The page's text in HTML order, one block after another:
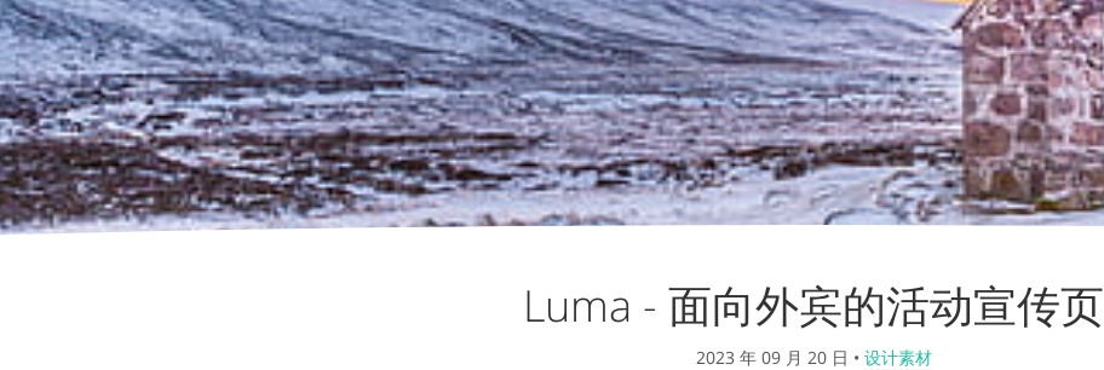
Luma - 面向外宾的活动宣传页
2023 年 09 月 20 日 • 设计素材